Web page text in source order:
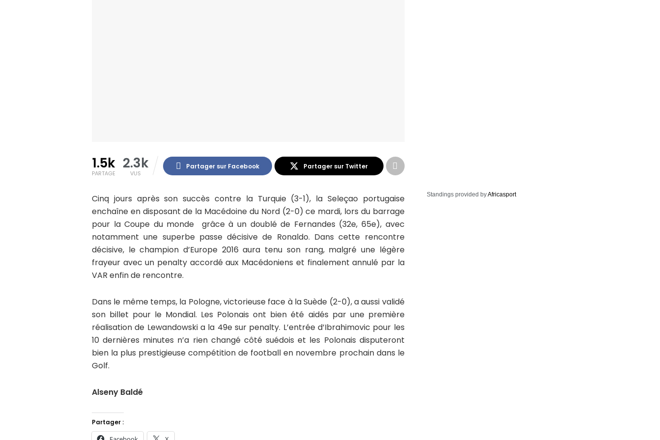
1.5k
PARTAGE
2.3k
VUS
Partager sur Facebook Partager sur Twitter
Cinq jours après son succès contre la Turquie (3-1), la Seleçao portugaise
enchaîne en disposant de la Macédoine du Nord (2-0) ce mardi, lors du barrage
pour la Coupe du monde grâce à un doublé de Fernandes (32e, 65e), avec
notamment une superbe passe décisive de Ronaldo. Dans cette rencontre
décisive, le champion d’Europe 2016 aura tenu son rang, malgré une légère
frayeur avec un penalty accordé aux Macédoniens et finalement annulé par la
VAR enfin de rencontre.
Dans le même temps, la Pologne, victorieuse face à la Suède (2-0), a aussi validé
son billet pour le Mondial. Les Polonais ont bien été aidés par une première
réalisation de Lewandowski a la 49e sur penalty. L’entrée d’Ibrahimovic pour les
10 dernières minutes n’a rien changé côté suédois et les Polonais disputeront
bien la plus prestigieuse compétition de football en novembre prochain dans le
Golf.
Alseny Baldé
Partager :
Standings provided byAfricasport